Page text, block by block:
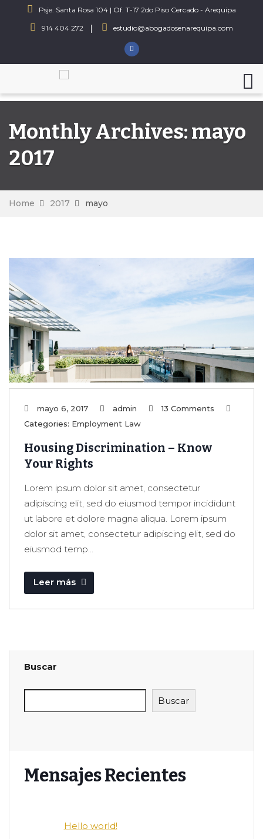
Psje. Santa Rosa 104 | Of. T-17 2do Piso Cercado - Arequipa
914 404 272 estudio@abogadosenarequipa.com
Monthly Archives: mayo
2017
Home 2017 mayo
mayo 6, 2017 admin
13 Comments
Categories: Employment Law
Housing Discrimination – Know
Your Rights
Lorem ipsum dolor sit amet, consectetur
adipiscing elit, sed do eiusmod tempor incididunt
ut labore et dolore magna aliqua. Lorem ipsum
dolor sit amet, consectetur adipiscing elit, sed do
eiusmod temp...
Leer más
Buscar
Buscar
Mensajes Recientes
Hello world!